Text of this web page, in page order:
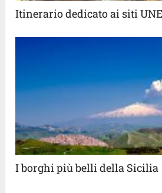
Itinerario dedicato ai siti
I borghi più belli della Sicilia